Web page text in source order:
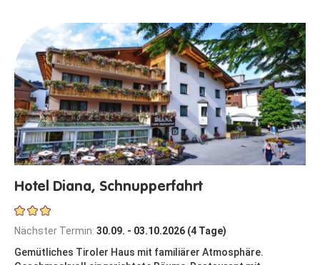
Hotel Diana, Schnupperfahrt
Nächster Termin: 30.09. - 03.10.2026 (4 Tage)
Gemütliches Tiroler Haus mit familiärer Atmosphäre.